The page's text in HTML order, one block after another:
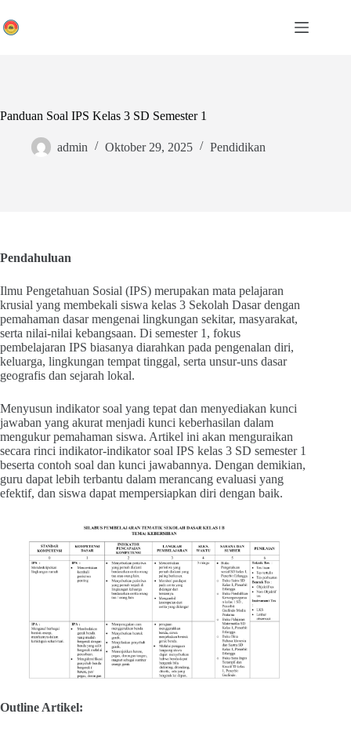
to
content
Panduan Soal IPS Kelas 3 SD Semester 1
admin Oktober 29, 2025 Pendidikan
Pendahuluan
Ilmu Pengetahuan Sosial (IPS) merupakan mata pelajaran
krusial yang membekali siswa kelas 3 Sekolah Dasar dengan
pemahaman dasar mengenai lingkungan sekitar, masyarakat,
serta nilai-nilai kebangsaan. Di semester 1, fokus
pembelajaran IPS biasanya diarahkan pada pengenalan diri,
keluarga, lingkungan tempat tinggal, serta unsur-uns dasar
geografis dan sejarah lokal.
Menyusun indikator soal yang tepat dan menyediakan kunci
jawaban yang akurat menjadi kunci keberhasilan dalam
mengukur pemahaman siswa. Artikel ini akan menguraikan
secara rinci indikator-indikator soal IPS kelas 3 SD semester 1
beserta contoh soal dan kunci jawabannya. Dengan demikian,
guru dapat lebih terbantu dalam merancang evaluasi yang
efektif, dan siswa dapat mempersiapkan diri dengan baik.
Outline Artikel: